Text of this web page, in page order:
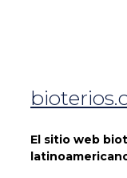
El sitio web